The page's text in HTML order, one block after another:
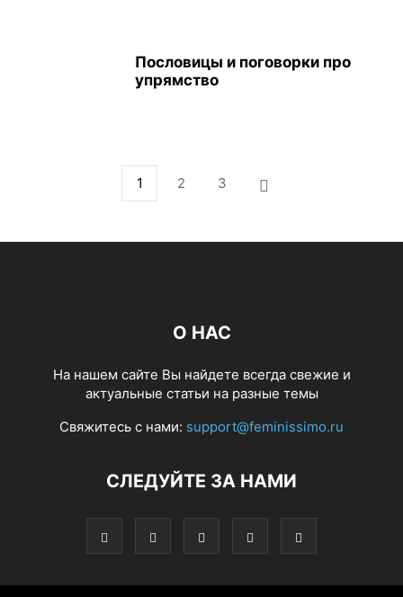
Пословицы и поговорки про
упрямство
1 2 3
О НАС
На нашем сайте Вы найдете всегда свежие и
актуальные статьи на разные темы
Свяжитесь с нами: support@feminissimo.ru
СЛЕДУЙТЕ ЗА НАМИ